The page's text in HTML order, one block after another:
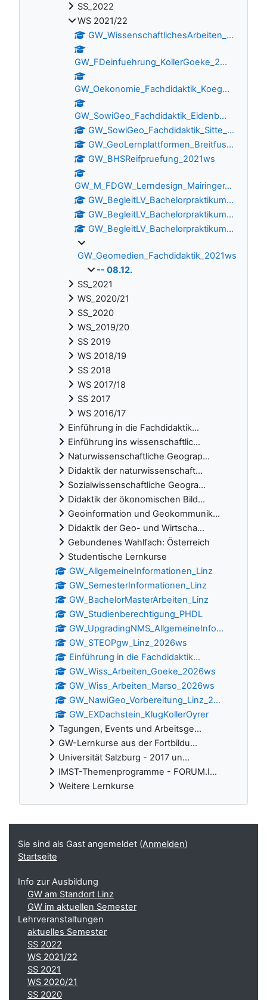
SS_2022
WS 2021/22
GW_WissenschaftlichesArbeiten_...
GW_FDeinfuehrung_KollerGoeke_2...
GW_Oekonomie_Fachdidaktik_Koeg...
GW_SowiGeo_Fachdidaktik_Eidenb...
GW_SowiGeo_Fachdidaktik_Sitte_...
GW_GeoLernplattformen_Breitfus...
GW_BHSReifpruefung_2021ws
GW_M_FDGW_Lerndesign_Mairinger...
GW_BegleitLV_Bachelorpraktikum...
GW_BegleitLV_Bachelorpraktikum...
GW_BegleitLV_Bachelorpraktikum...
GW_Geomedien_Fachdidaktik_2021ws
-- 08.12.
SS_2021
WS_2020/21
SS_2020
WS_2019/20
SS 2019
WS 2018/19
SS 2018
WS 2017/18
SS 2017
WS 2016/17
Einführung in die Fachdidaktik...
Einführung ins wissenschaftlic...
Naturwissenschaftliche Geograp...
Didaktik der naturwissenschaft...
Sozialwissenschaftliche Geogra...
Didaktik der ökonomischen Bild...
Geoinformation und Geokommunik...
Didaktik der Geo- und Wirtscha...
Gebundenes Wahlfach: Österreich
Studentische Lernkurse
GW_AllgemeineInformationen_Linz
GW_SemesterInformationen_Linz
GW_BachelorMasterArbeiten_Linz
GW_Studienberechtigung_PHDL
GW_UpgradingNMS_AllgemeineInfo...
GW_STEOPgw_Linz_2026ws
Einführung in die Fachdidaktik...
GW_Wiss_Arbeiten_Goeke_2026ws
GW_Wiss_Arbeiten_Marso_2026ws
GW_NawiGeo_Vorbereitung_Linz_2...
GW_EXDachstein_KlugKollerOyrer
Tagungen, Events und Arbeitsge...
GW-Lernkurse aus der Fortbildu...
Universität Salzburg - 2017 un...
IMST-Themenprogramme - FORUM.I...
Weitere Lernkurse
Ergänzungsblöcke
Sie sind als Gast angemeldet (Anmelden)
Startseite
Info zur Ausbildung
GW am Standort Linz
GW im aktuellen Semester
Lehrveranstaltungen
aktuelles Semester
SS 2022
WS 2021/22
SS 2021
WS 2020/21
SS 2020